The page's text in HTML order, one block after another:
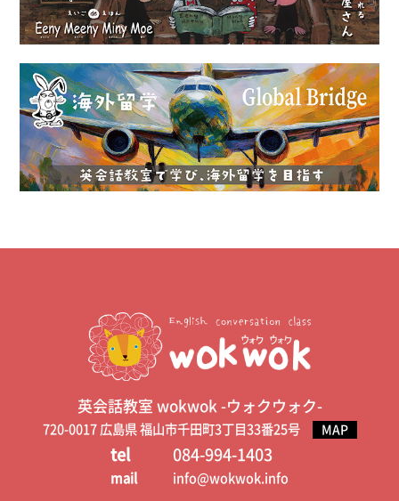
英会話教室 wokwok -ウォクウォク-
720-0017 広島県 福山市千田町3丁目33番25号 MAP
tel 084-994-1403
mail info@wokwok.info